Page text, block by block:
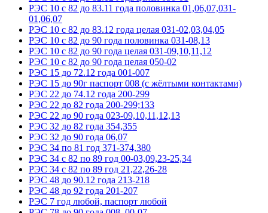
РЭС 10 с 82 до 83.11 года половинка 01,06,07,031-
01,06,07
РЭС 10 с 82 до 83.12 года целая 031-02,03,04,05
РЭС 10 с 82 до 90 года половинка 031-08,13
РЭС 10 с 82 до 90 года целая 031-09,10,11,12
РЭС 10 с 82 до 90 года целая 050-02
РЭС 15 до 72.12 года 001-007
РЭС 15 до 90г паспорт 008 (с жёлтыми контактами)
РЭС 22 до 74.12 года 200-299
РЭС 22 до 82 года 200-299;133
РЭС 22 до 90 года 023-09,10,11,12,13
РЭС 32 до 82 года 354,355
РЭС 32 до 90 года 06,07
РЭС 34 по 81 год 371-374,380
РЭС 34 с 82 по 89 год 00-03,09,23-25,34
РЭС 34 с 82 по 89 год 21,22,26-28
РЭС 48 до 90.12 года 213-218
РЭС 48 до 92 года 201-207
РЭС 7 год любой, паспорт любой